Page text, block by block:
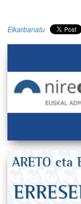
Elkarbanatu